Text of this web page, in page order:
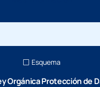
Esquema
Orgánica Protección de